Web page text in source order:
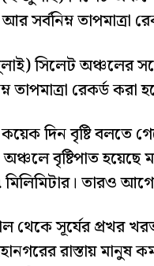
সর্বনিম্ন তাপমাত্রা
সিলেট অঞ্চলের
তাপমাত্রা রেকর্ড
দিন বৃষ্টি বলতে
অঞ্চলে বৃষ্টিপাত
মিলিমিটার। তারও
থেকে সূর্যের প্রখর
রাস্তায় মানুষ